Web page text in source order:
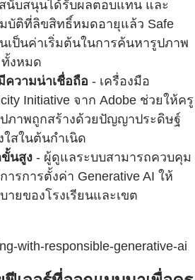
นับสนุนได้รับผลตอบแทน และ
บัติที่ลิขสิทธิ์หมดอายุแล้ว Safe
เป็นค่าเริ่มต้นในการค้นหารูปภาพ
ทั้งหมด
วามน่าเชื่อถือ - เครื่องมือ
Initiative จาก Adobe ช่วยให้ครู
ปภาพถูกสร้างด้วยปัญญาประดิษฐ์
สในต้นกำเนิด
นสูง - ผู้ดูแลระบบสามารถควบคุม
ารการตั้งค่า Generative AI ให้
ยของโรงเรียนและเขต
with-responsible-generative-ai